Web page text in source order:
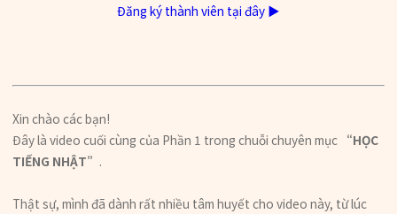
Đăng ký thành viên tại đây ▶
Xin chào các bạn!
Đây là video cuối cùng của Phần 1 trong chuỗi chuyên mục “HỌC
TIẾNG NHẬT” .
Thật sự, mình đã dành rất nhiều tâm huyết cho video này, từ lúc